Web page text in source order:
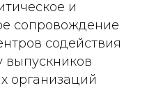
и
сопровождение
содействия
выпускников
организаций